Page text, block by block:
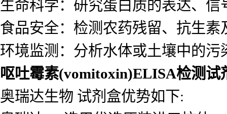
将标本及时分装后放在-20℃或-
时，-20℃可保存1个月。-70度可
呕吐霉素(vomitoxin)ELISA检测试
试剂盒适用于：
生命科学：研究蛋白质的表达、信